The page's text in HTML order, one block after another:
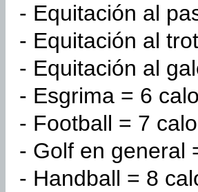
- Equitación al
- Equitación al
- Equitación al
- Esgrima = 6
- Football = 7
- Golf en general
- Handball = 8